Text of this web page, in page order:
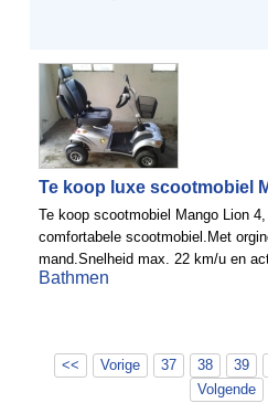
Te koop luxe scootmobiel
Te koop scootmobiel Mango Lion
comfortabele scootmobiel.Met
mand.Snelheid max. 22 km/u en
wielen 4 voor gebruik binnen- en
Bathmen
<< Vorige 37 38 39
Volgende